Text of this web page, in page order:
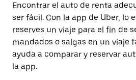
Encontrar el auto de renta
ser fácil. Con la app de Uber, lo
reserves un viaje para el fin de
mandados o salgas en un viaje
ayuda a comparar y reservar
la app.